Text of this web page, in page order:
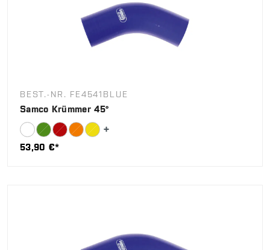
BEST.-NR. FE4541BLUE
Samco Krümmer 45°
53,90 €*